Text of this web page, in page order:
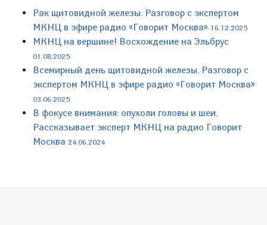
Рак щитовидной железы. Разговор с экспертом
МКНЦ в эфире радио «Говорит Москва» 16.12.2025
МКНЦ на вершине! Восхождение на Эльбрус
01.08.2025
Всемирный день щитовидной железы. Разговор с
экспертом МКНЦ в эфире радио «Говорит Москва»
03.06.2025
В фокусе внимания: опухоли головы и шеи.
Рассказывает эксперт МКНЦ на радио Говорит
Москва 24.06.2024